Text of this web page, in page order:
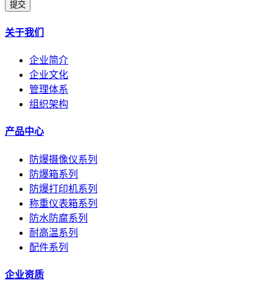
提交
关于我们
企业简介
企业文化
管理体系
组织架构
产品中心
防爆摄像仪系列
防爆箱系列
防爆打印机系列
称重仪表箱系列
防水防腐系列
耐高温系列
配件系列
企业资质